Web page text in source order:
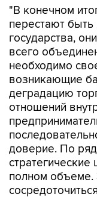
"В конечном
перестают
государства,
всего
необходимо
возникающие
деградацию
отношений
доверие. По
стратегические
полном объеме.